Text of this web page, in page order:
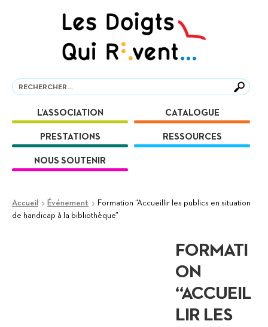
Recherche
Recherche
L’ASSOCIATION CATALOGUE
PRESTATIONS RESSOURCES
NOUS SOUTENIR
Accueil Événement
Formation “Accueillir les publics en situation
de handicap à la bibliothèque”
FORMATI
ON
“ACCUEIL
LIR LES